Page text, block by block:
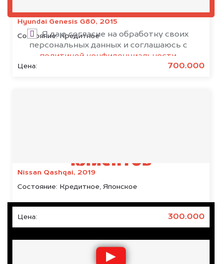
Hyundai Genesis G80, 2015
Состояние:Кредитное
Цена: 700.000
Nissan Qashqai, 2019
Состояние: Кредитное, Японское
Цена: 300.000
Я даю согласие на обработку своих
персональных данных и соглашаюсь с
политикой конфиденциальности
клиентов